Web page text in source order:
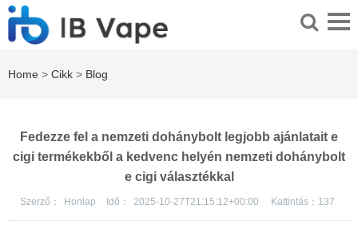
Home > Cikk > Blog
Fedezze fel a nemzeti dohánybolt legjobb ajánlatait e
cigi termékekből a kedvenc helyén nemzeti dohánybolt
e cigi választékkal
Szerző： Honlap Idő： 2025-10-27T21:15:12+00:00 Kattintás： 137